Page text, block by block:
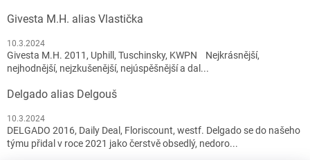
Givesta M.H. alias Vlastička
10.3.2024
Givesta M.H. 2011, Uphill, Tuschinsky, KWPN Nejkrásnější,
nejhodnější, nejzkušenější, nejúspěšnější a dal...
Delgado alias Delgouš
10.3.2024
DELGADO 2016, Daily Deal, Floriscount, westf. Delgado se do našeho
týmu přidal v roce 2021 jako čerstvě obsedlý, nedoro...